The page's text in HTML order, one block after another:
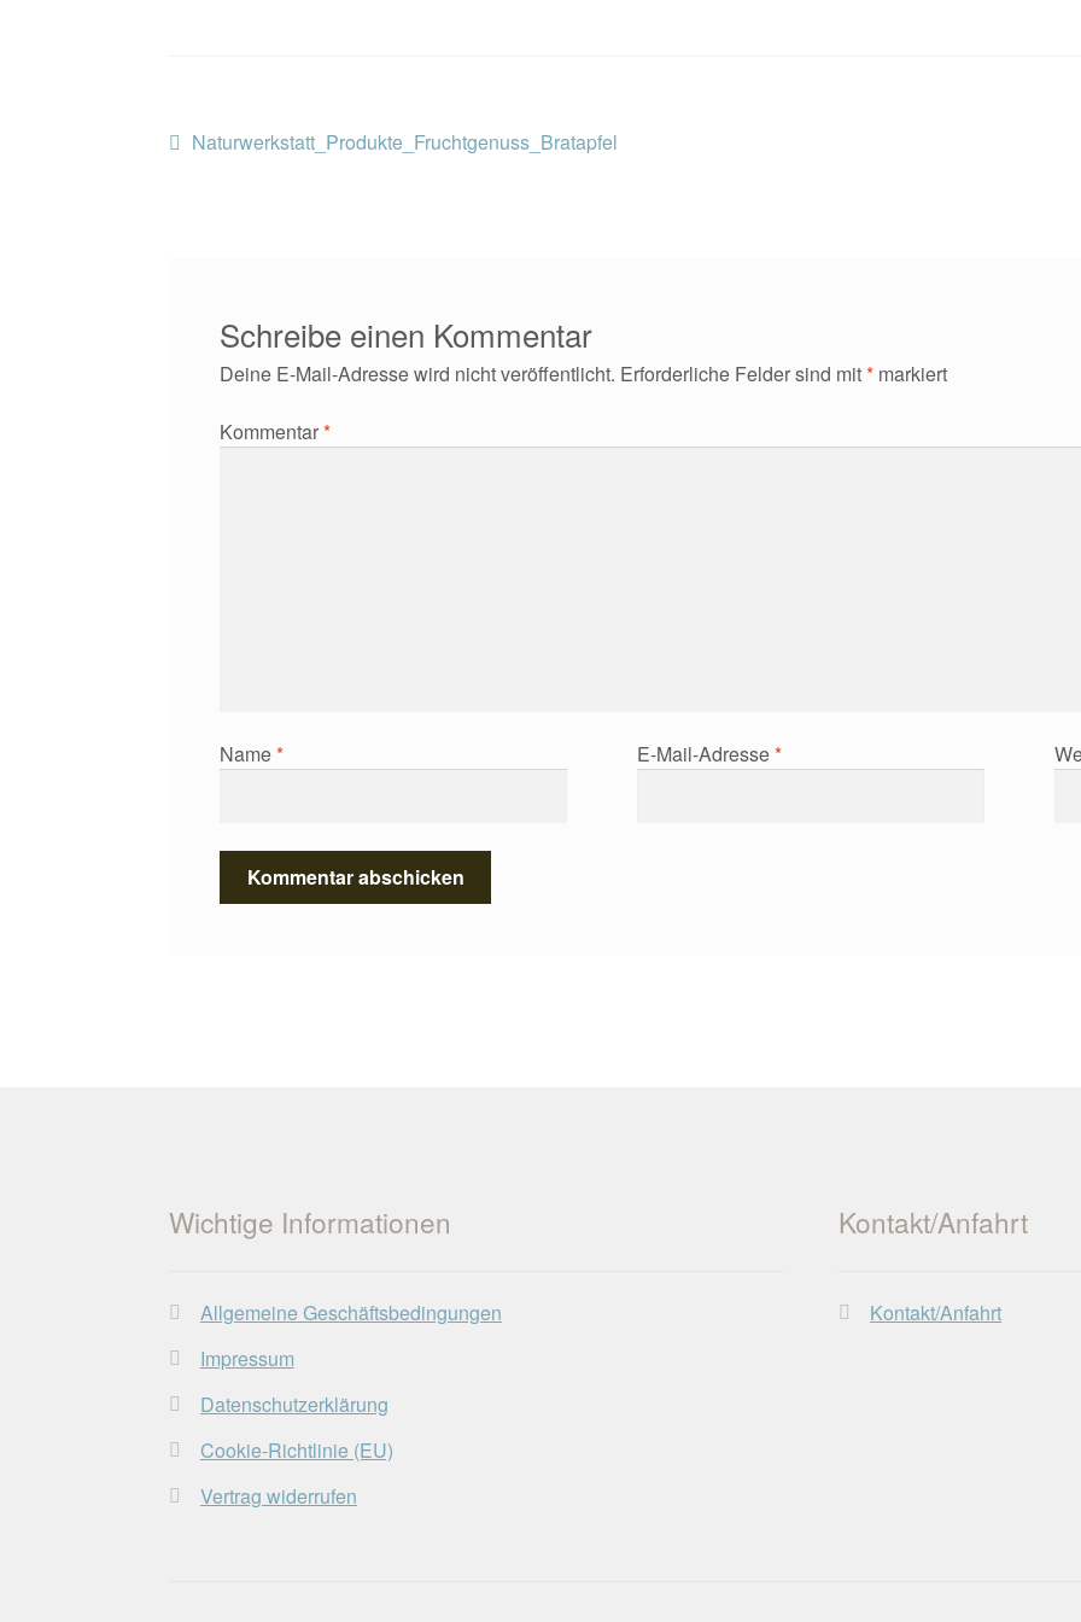
Beitragsnavigation
Vorheriger
Naturwerkstatt_Produkte_Fruchtgenuss_Bratapfel
Schreibe einen Kommentar
Deine E-Mail-Adresse wird nicht veröffentlicht. Erforderliche Felder sind mit*markiert
Kommentar*
Name* E-Mail-Adresse*
Wichtige Informationen
Allgemeine Geschäftsbedingungen
Impressum
Datenschutzerklärung
Cookie-Richtlinie (EU)
Vertrag widerrufen
Kontakt/Anfahrt
Kontakt/Anfahrt